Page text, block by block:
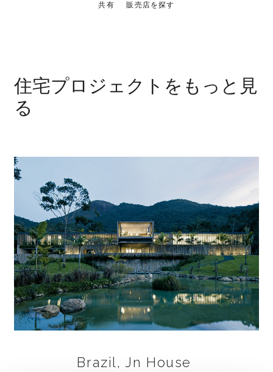
共有 販売店を探す
住宅プロジェクトをもっと見
る
Brazil, Jn House